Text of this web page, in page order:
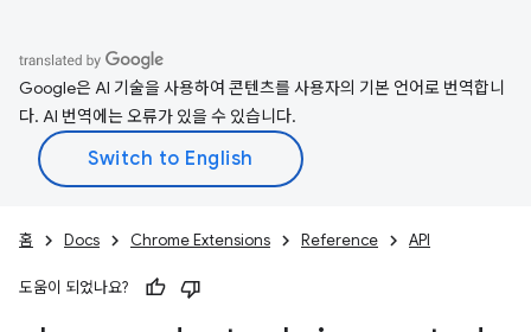
Google은 AI 기술을 사용하여 콘텐츠를 사용자의 기본 언어로 번역합니
다. AI 번역에는 오류가 있을 수 있습니다.
홈 Docs Chrome Extensions Reference API
도움이 되었나요?